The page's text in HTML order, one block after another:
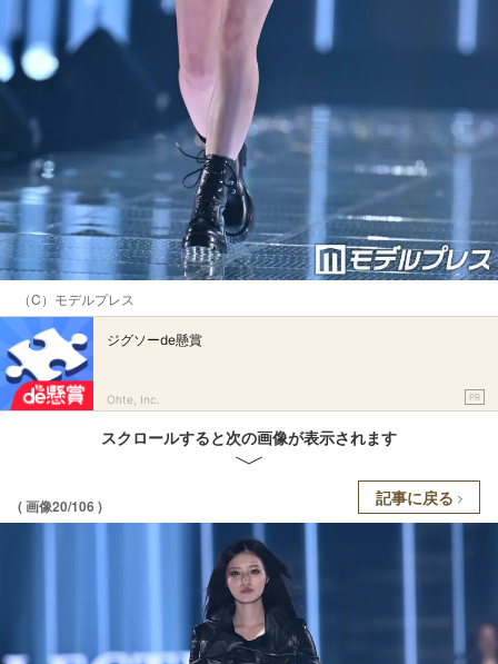
（C）モデルプレス
ジグソーde懸賞
Ohte, Inc. PR
スクロールすると次の画像が表示されます
( 画像20/106 ) 記事に戻る